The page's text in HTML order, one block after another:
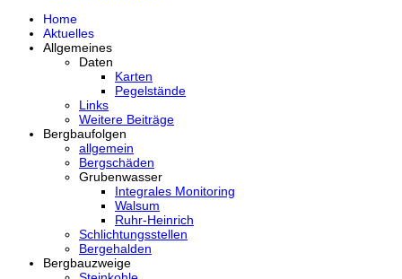
Home
Aktuelles
Allgemeines
Daten
Karten
Pegelstände
Links
Weitere Beiträge
Bergbaufolgen
allgemein
Bergschäden
Grubenwasser
Integrales Monitoring
Walsum
Ruhr-Heinrich
Schlichtungsstellen
Bergehalden
Bergbauzweige